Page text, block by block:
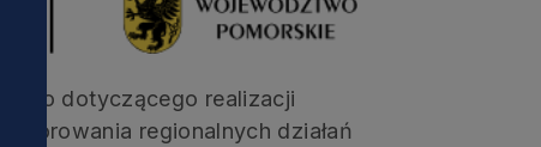
dotyczącego realizacji
regionalnych działań